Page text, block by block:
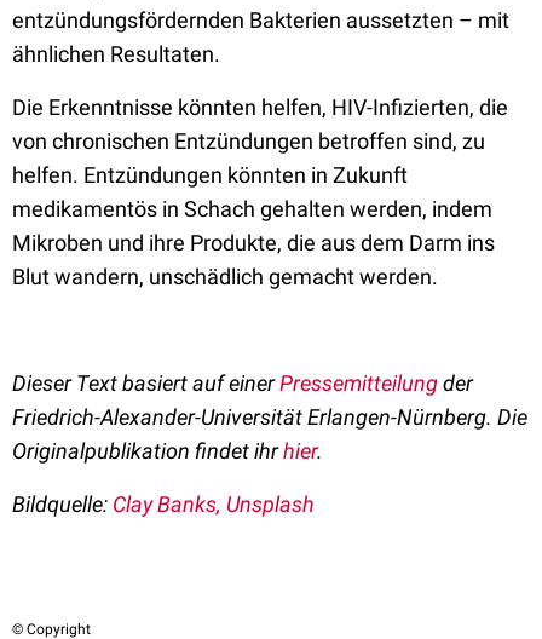
entzündungsfördernden Bakterien aussetzten – mit
ähnlichen Resultaten.
Die Erkenntnisse könnten helfen, HIV-Infizierten, die
von chronischen Entzündungen betroffen sind, zu
helfen. Entzündungen könnten in Zukunft
medikamentös in Schach gehalten werden, indem
Mikroben und ihre Produkte, die aus dem Darm ins
Blut wandern, unschädlich gemacht werden.
Dieser Text basiert auf einerPressemitteilungder
Friedrich-Alexander-Universität Erlangen-Nürnberg. Die
Originalpublikation findet ihrhier.
Bildquelle: Clay Banks, Unsplash
© Copyright